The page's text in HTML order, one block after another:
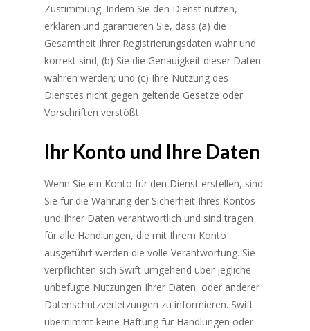
Zustimmung. Indem Sie den Dienst nutzen,
erklären und garantieren Sie, dass (a) die
Gesamtheit Ihrer Registrierungsdaten wahr und
korrekt sind; (b) Sie die Genauigkeit dieser Daten
wahren werden; und (c) Ihre Nutzung des
Dienstes nicht gegen geltende Gesetze oder
Vorschriften verstößt.
Ihr Konto und Ihre Daten
Wenn Sie ein Konto für den Dienst erstellen, sind
Sie für die Wahrung der Sicherheit Ihres Kontos
und Ihrer Daten verantwortlich und sind tragen
für alle Handlungen, die mit Ihrem Konto
ausgeführt werden die volle Verantwortung. Sie
verpflichten sich Swift umgehend über jegliche
unbefugte Nutzungen Ihrer Daten, oder anderer
Datenschutzverletzungen zu informieren. Swift
übernimmt keine Haftung für Handlungen oder